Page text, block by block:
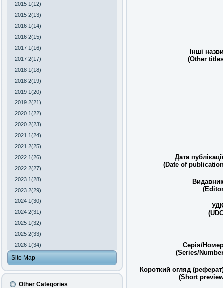
2015 1(12)
2015 2(13)
2016 1(14)
2016 2(15)
2017 1(16)
2017 2(17)
2018 1(18)
2018 2(19)
2019 1(20)
2019 2(21)
2020 1(22)
2020 2(23)
2021 1(24)
2021 2(25)
2022 1(26)
2022 2(27)
2023 1(28)
2023 2(29)
2024 1(30)
2024 2(31)
2025 1(32)
2025 2(33)
2026 1(34)
Site Map
Other Categories
Інші
(Other
Дата
(Date of
Серія/
(Series/
Короткий огляд
(Short